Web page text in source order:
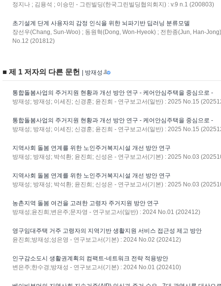
정지나 ; 김용석 ; 이승민 - 그린빌딩(한국그린빌딩협의회지) : v.9 n.1 (200803)
초기설계 단계 사용자의 감정 인식을 위한 뇌파기반 딥러닝 분류모델
장선우(Chang, Sun-Woo) ; 동원혁(Dong, Won-Hyeok) ; 전한종(Jun, Han-
No.12 (201812)
■ 제 1 저자의 다른 문헌 | 방재성
통합돌봄사업의 주거지원 현황과 개선 방안 연구 - 케어안심주택을 중심으로 -
방재성; 방재성; 이세진; 신경훈; 윤진희 - 연구보고서(일반) : 2025 No.15
통합돌봄사업의 주거지원 현황과 개선 방안 연구 - 케어안심주택을 중심으로 -
방재성; 방재성; 이세진; 신경훈; 윤진희 - 연구보고서(일반) : 2025 No.15
지역사회 돌봄 연계를 위한 노인주거복지시설 개선 방안 연구
방재성; 방재성; 박석환; 윤진희; 신성은 - 연구보고서(기본) : 2025 No.03
지역사회 돌봄 연계를 위한 노인주거복지시설 개선 방안 연구
방재성; 방재성; 박석환; 윤진희; 신성은 - 연구보고서(기본) : 2025 No.03
농촌지역 돌봄 여건을 고려한 고령자 주거지원 방안 연구
방재성;윤진희;변은주;문자영 - 연구보고서(일반) : 2024 No.01 (202412)
영구임대주택 거주 고령자의 지역기반 생활지원 서비스 접근성 제고 방안
윤진희;방재성;성은영 - 연구보고서(기본) : 2024 No.02 (202412)
인구감소도시 생활권계획의 컴팩트-네트워크 전략 적용방안
변은주;한수경;방재성 - 연구보고서(기본) : 2024 No.01 (202410)